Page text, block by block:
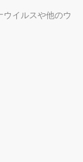
ウイルスや他のウ